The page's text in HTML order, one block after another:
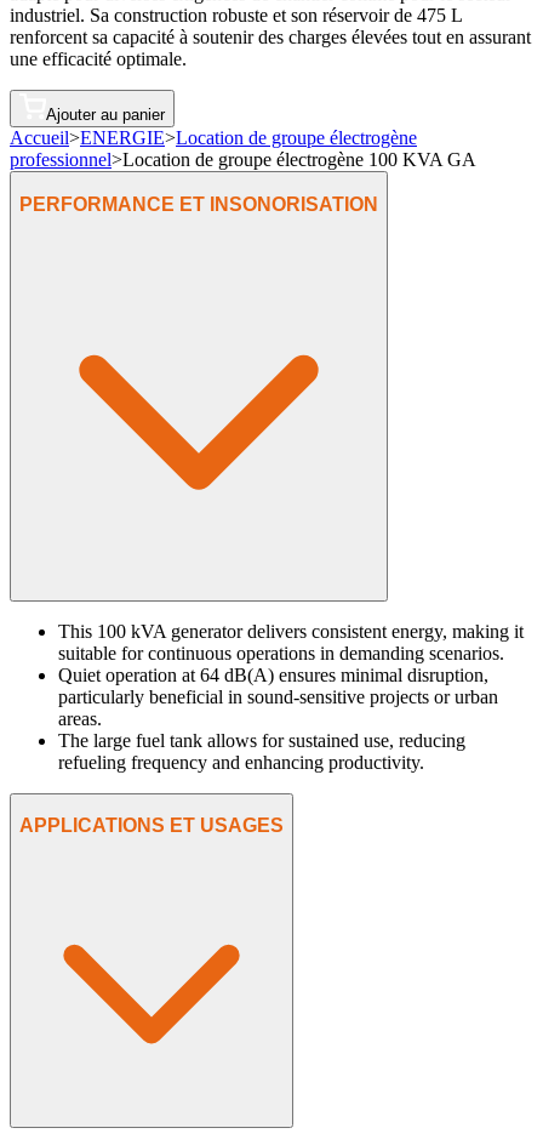
industriel. Sa construction robuste et son réservoir de 475 L
renforcent sa capacité à soutenir des charges élevées tout en assurant
une efficacité optimale.
Ajouter au panier
Accueil>ENERGIE>Location de groupe électrogène
professionnel>Location de groupe électrogène 100 KVA GA
PERFORMANCE ET INSONORISATION
This 100 kVA generator delivers consistent energy, making it
suitable for continuous operations in demanding scenarios.
Quiet operation at 64 dB(A) ensures minimal disruption,
particularly beneficial in sound-sensitive projects or urban
areas.
The large fuel tank allows for sustained use, reducing
refueling frequency and enhancing productivity.
APPLICATIONS ET USAGES